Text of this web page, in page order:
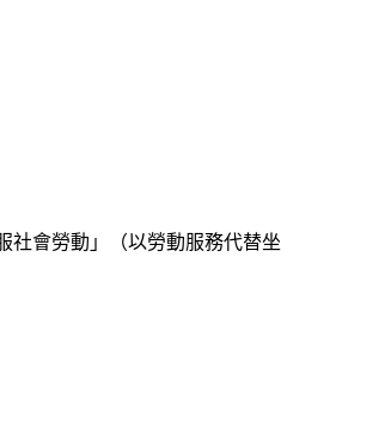
社會勞動」（以勞動服務代替坐